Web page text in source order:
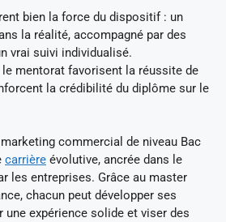
bien la force du dispositif : un
la réalité, accompagné par des
vrai suivi individualisé.
le mentorat favorisent la réussite de
la crédibilité du diplôme sur le
commercial de niveau Bac
carrière évolutive, ancrée dans le
les entreprises. Grâce au master
chacun peut développer ses
une expérience solide et viser des